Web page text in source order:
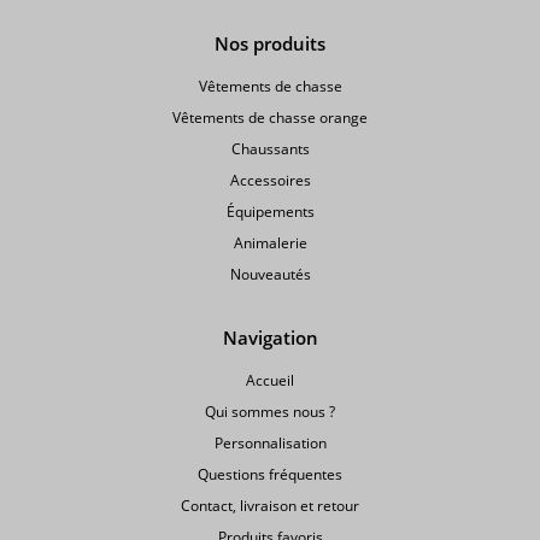
Nos produits
Vêtements de chasse
Vêtements de chasse orange
Chaussants
Accessoires
Équipements
Animalerie
Nouveautés
Navigation
Accueil
Qui sommes nous ?
Personnalisation
Questions fréquentes
Contact, livraison et retour